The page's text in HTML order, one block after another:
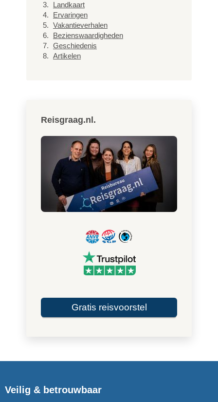
Landkaart
Ervaringen
Vakantieverhalen
Bezienswaardigheden
Geschiedenis
Artikelen
Reisgraag.nl.
Gratis reisvoorstel
Veilig & betrouwbaar